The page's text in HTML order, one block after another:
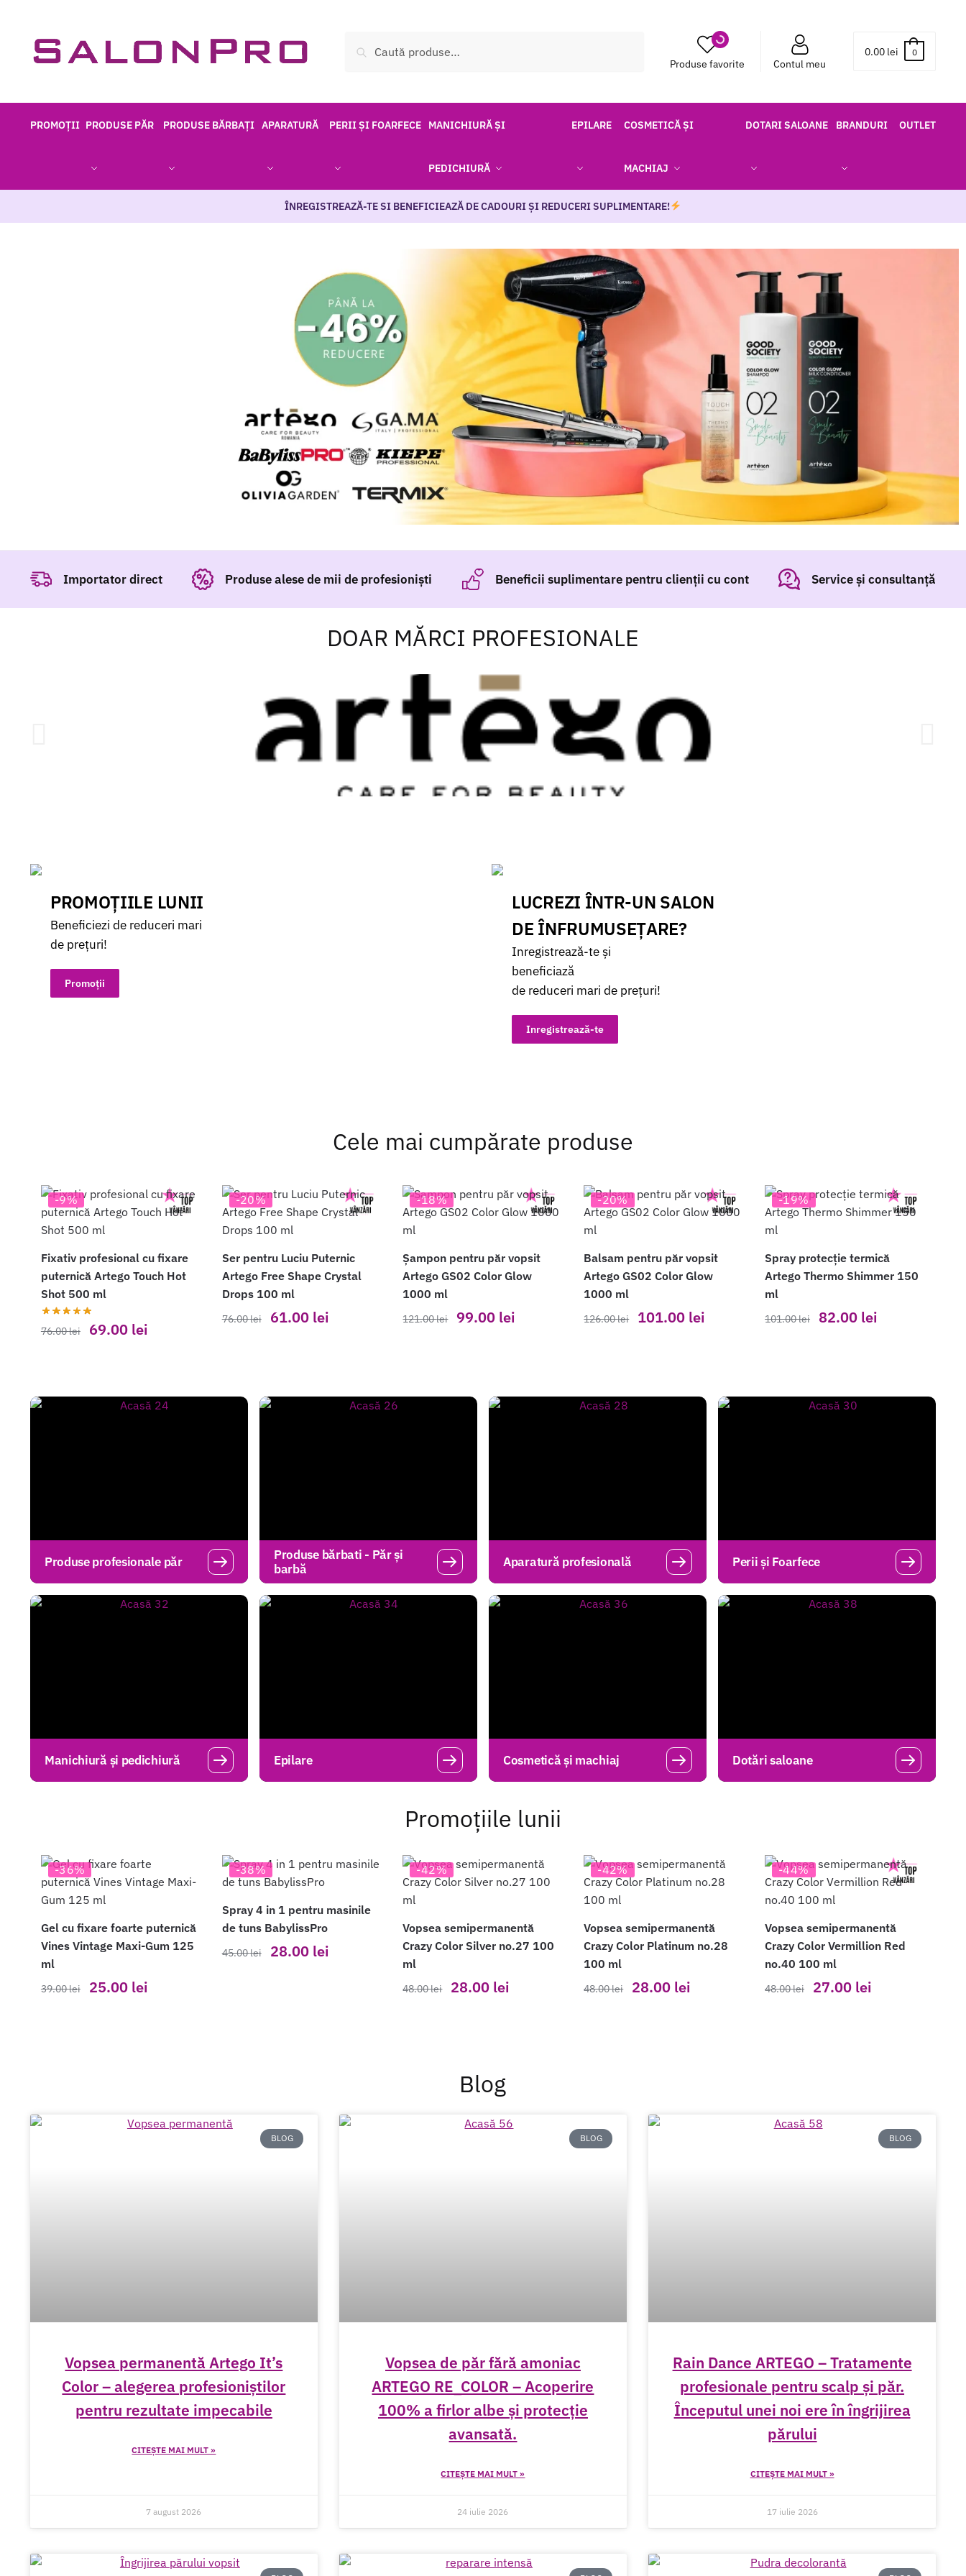
Produse favorite Contul meu
0.00 lei 0
PROMOȚII PRODUSE PĂR PRODUSE BĂRBAȚI APARATURĂ PERII ȘI FOARFECE MANICHIURĂ ȘI
PEDICHIURĂ
EPILARE COSMETICĂ ȘI
MACHIAJ
DOTARI SALOANE BRANDURI OUTLET
ÎNREGISTREAZĂ-TE SI BENEFICIEAZĂ DE CADOURI ȘI REDUCERI SUPLIMENTARE!
PROMOȚII
DE VARĂ
Importator direct Produse alese de mii de profesioniști Beneficii suplimentare pentru clienții cu cont Service și consultanță
DOAR MĂRCI PROFESIONALE
PROMOȚIILE LUNII
Beneficiezi de reduceri mari
de prețuri!
Promoții
LUCREZI ÎNTR-UN SALON
DE ÎNFRUMUSEȚARE?
Inregistrează-te și
beneficiază
de reduceri mari de prețuri!
Inregistrează-te
Cele mai cumpărate produse
-9%
Fixativ profesional cu fixare
puternică Artego Touch Hot
Shot 500 ml
76.00lei 69.00 lei
-20%
Ser pentru Luciu Puternic
Artego Free Shape Crystal
Drops 100 ml
76.00lei 61.00 lei
-18%
Șampon pentru păr vopsit
Artego GS02 Color Glow
1000 ml
121.00lei 99.00 lei
-20%
Balsam pentru păr vopsit
Artego GS02 Color Glow
1000 ml
126.00lei 101.00 lei
-19%
Spray protecție termică
Artego Thermo Shimmer 150
ml
101.00lei 82.00 lei
Produse profesionale păr
Produse bărbati - Păr și
barbă
Aparatură profesională Perii și Foarfece
Manichiură și pedichiură Epilare Cosmetică și machiaj Dotări saloane
Promoțiile lunii
-36%
Gel cu fixare foarte puternică
Vines Vintage Maxi-Gum 125
ml
39.00lei 25.00 lei
-38%
Spray 4 in 1 pentru masinile
de tuns BabylissPro
45.00lei 28.00 lei
-42%
Vopsea semipermanentă
Crazy Color Silver no.27 100
ml
48.00lei 28.00 lei
-42%
Vopsea semipermanentă
Crazy Color Platinum no.28
100 ml
48.00lei 28.00 lei
-44%
Vopsea semipermanentă
Crazy Color Vermillion Red
no.40 100 ml
48.00lei 27.00 lei
Blog
BLOG
Vopsea permanentă Artego It’s
Color – alegerea profesioniștilor
pentru rezultate impecabile
CITEȘTE MAI MULT »
7 august 2026
BLOG
Vopsea de păr fără amoniac
ARTEGO RE_COLOR – Acoperire
100% a firlor albe și protecție
avansată.
CITEȘTE MAI MULT »
24 iulie 2026
BLOG
Rain Dance ARTEGO – Tratamente
profesionale pentru scalp și păr.
Începutul unei noi ere în îngrijirea
părului
CITEȘTE MAI MULT »
17 iulie 2026